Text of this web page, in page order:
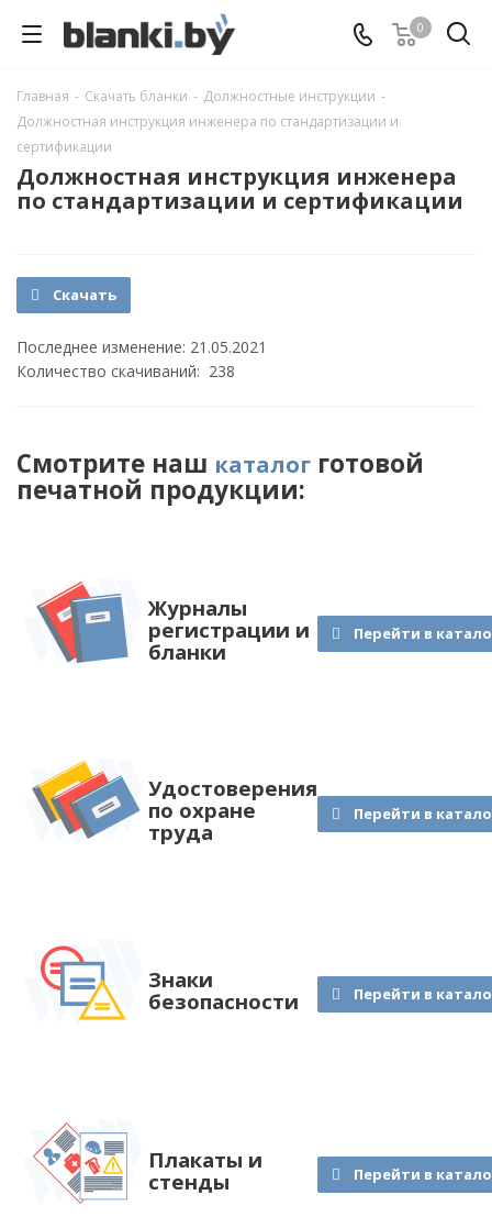
0
Главная - Скачать бланки - Должностные инструкции -
Должностная инструкция инженера по стандартизации и
сертификации
Должностная инструкция инженера
по стандартизации и сертификации
Скачать
Последнее изменение: 21.05.2021
Количество скачиваний: 238
Смотрите наш каталог готовой
печатной продукции:
Журналы
регистрации и
бланки
Перейти в
Удостоверения
по охране
труда
Перейти в
Знаки
безопасности
Перейти в
Плакаты и
стенды
Перейти в